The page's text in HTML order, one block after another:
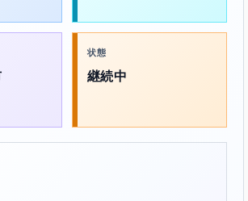
状態
継続中